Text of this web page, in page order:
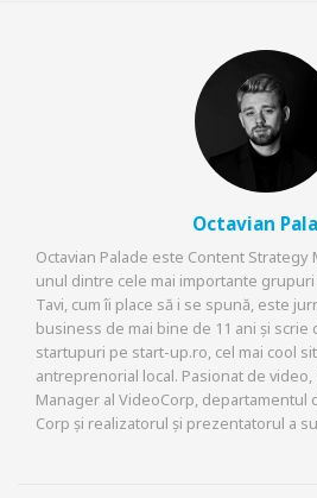
Octavian
Octavian Palade este Content
unul dintre cele mai importante
Tavi, cum îi place să i se spună, este
business de mai bine de 11 ani și scrie
startupuri pe start-up.ro, cel mai cool
antreprenorial local. Pasionat de video,
Manager al VideoCorp,
Corp și realizatorul și prezentatorul a